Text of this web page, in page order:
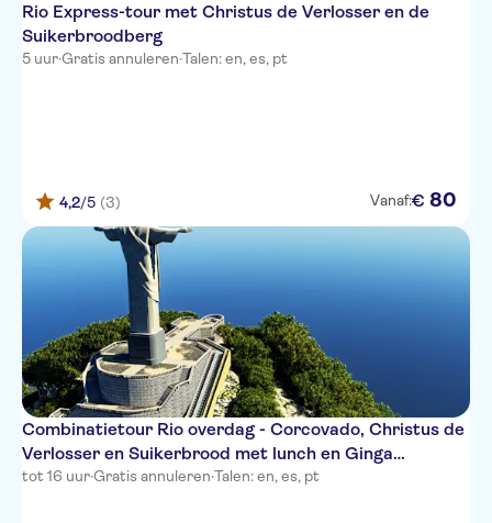
Rio Express-tour met Christus de Verlosser en de
Suikerbroodberg
5 uur·Gratis annuleren·Talen: en, es, pt
4,2/5 (3) Vanaf:€ 80
Combinatietour Rio overdag - Corcovado, Christus de
Verlosser en Suikerbrood met lunch en Ginga
Tropical-show
tot 16 uur·Gratis annuleren·Talen: en, es, pt